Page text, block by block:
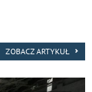
ZOBACZ ARTYKUŁ